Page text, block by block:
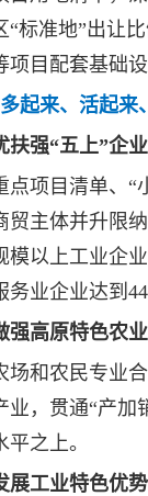
“标准地”出让
项目配套基础
起来、活起
扶强“五上”企业
点项目清单、“
贸主体并升限
模以上工业企
务业企业达到
强高原特色农
场和农民专业
业，贯通“产
之上。
展工业特色优